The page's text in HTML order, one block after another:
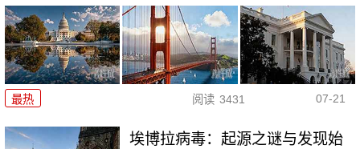
最热 阅读 3431 07-21
埃博拉病毒：起源之谜与发现始